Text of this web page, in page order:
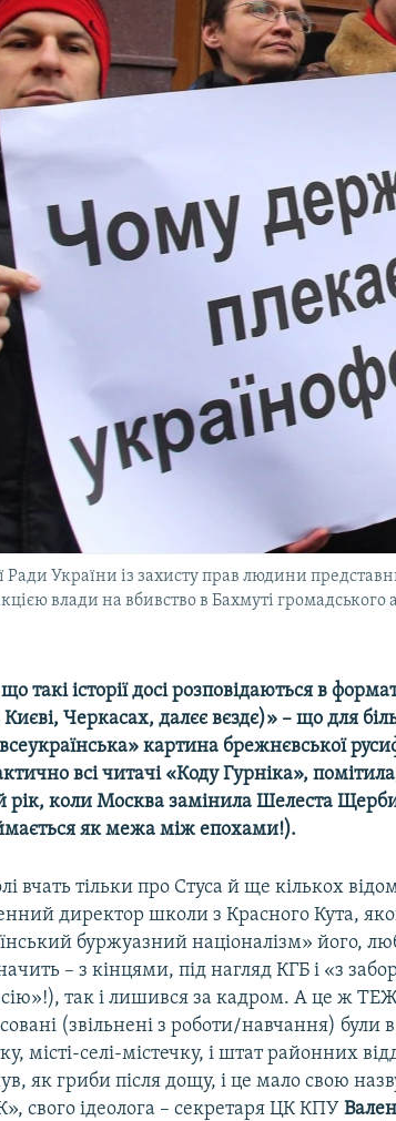
Ради України із захисту прав людини
влади на вбивство в Бахмуті
такі історії досі розповідаються в
Києві, Черкасах, далєє вєздє)» – що для
картина брежнєвської
всі читачі «Коду Гурніка»,
й рік, коли Москва замінила Шелеста
як межа між епохами!).
вчать тільки про Стуса й ще кількох
директор школи з Красного Кута,
буржуазний націоналізм» його,
– з кінцями, під нагляд КГБ і «з
так і лишився за кадром. А це ж ТЕЖ
(звільнені з роботи/навчання)
місті-селі-містечку, і штат районних
як гриби після дощу, і це мало свою
свого ідеолога – секретаря ЦК КПУ